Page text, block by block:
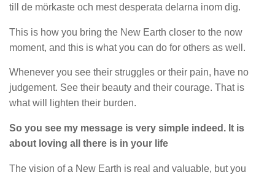
till de mörkaste och mest desperata delarna inom dig.
This is how you bring the New Earth closer to the now
moment, and this is what you can do for others as well.
Whenever you see their struggles or their pain, have no
judgement. See their beauty and their courage. That is
what will lighten their burden.
So you see my message is very simple indeed. It is
about loving all there is in your life
The vision of a New Earth is real and valuable, but you